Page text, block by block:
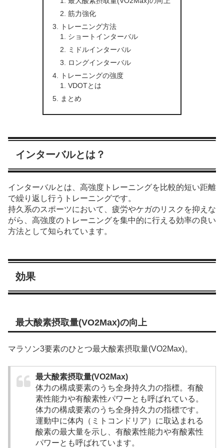
筋力強化
トレーニング方法
ショートインターバル
ミドルインターバル
ロングインターバル
トレーニングの強度
VDOTとは
まとめ
インターバルとは？
インターバルとは、高強度トレーニングを比較的短い距離
で繰り返し行うトレーニングです。
持久系のスポーツにおいて、疲労やケガのリスクを抑えな
がら、高強度のトレーニングを集中的に行える効率の良い
方法として知られています。
効果
最大酸素摂取量(VO2Max)の向上
マラソン3要素のひとつ最大酸素摂取量(VO2Max)。
最大酸素摂取量(VO2Max)
体力の構成要素のうち全身持久力の指標。有酸
素性能力や有酸素性パワーとも呼ばれている。
体力の構成要素のうち全身持久力の指標です。
運動中に体内（ミトコンドリア）に取込まれる
酸素の最大量を示し、有酸素性能力や有酸素性
パワーとも呼ばれています。